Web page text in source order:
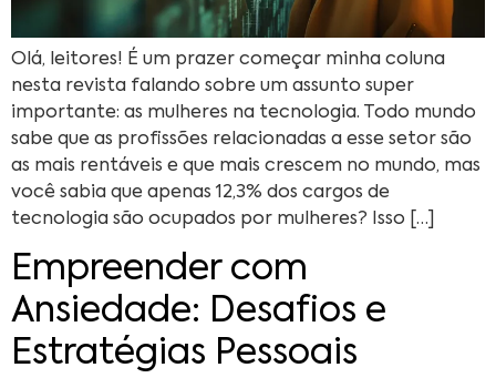
Olá, leitores! É um prazer começar minha coluna
nesta revista falando sobre um assunto super
importante: as mulheres na tecnologia. Todo mundo
sabe que as profissões relacionadas a esse setor são
as mais rentáveis e que mais crescem no mundo, mas
você sabia que apenas 12,3% dos cargos de
tecnologia são ocupados por mulheres? Isso […]
Empreender com
Ansiedade: Desafios e
Estratégias Pessoais